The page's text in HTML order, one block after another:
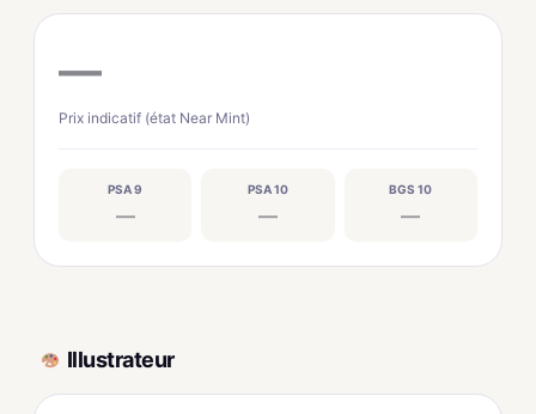
—
Prix indicatif (état Near Mint)
PSA 9
—
PSA 10
—
BGS 10
—
Illustrateur